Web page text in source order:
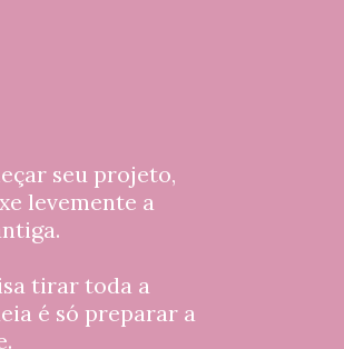
seu projeto,
levemente a
tirar toda a
é só preparar a